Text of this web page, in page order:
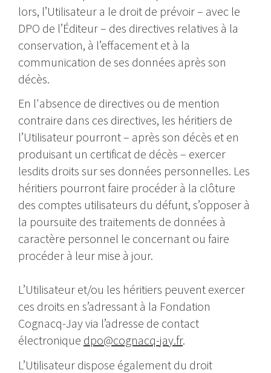
lors, l’Utilisateur a le droit de prévoir – avec le
DPO de l’Éditeur – des directives relatives à la
conservation, à l’effacement et à la
communication de ses données après son
décès.
En l'absence de directives ou de mention
contraire dans ces directives, les héritiers de
l’Utilisateur pourront – après son décès et en
produisant un certificat de décès – exercer
lesdits droits sur ses données personnelles. Les
héritiers pourront faire procéder à la clôture
des comptes utilisateurs du défunt, s’opposer à
la poursuite des traitements de données à
caractère personnel le concernant ou faire
procéder à leur mise à jour.
L’Utilisateur et/ou les héritiers peuvent exercer
ces droits en s’adressant à la Fondation
Cognacq-Jay via l’adresse de contact
électronique dpo@cognacq-jay.fr.
L’Utilisateur dispose également du droit